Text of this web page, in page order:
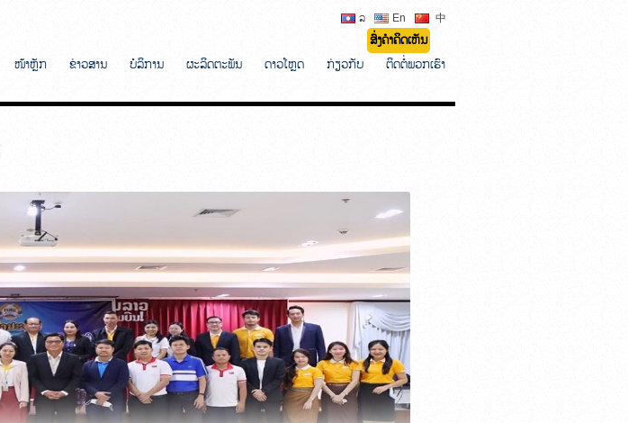
ລ En 中
ສົ່ງຄຳຄິດເຫັນ
ໜ້າຫຼັກ ຂ່າວສານ ບໍລິການ ຜະລິດຕະພັນ ດາວໂຫຼດ ກ່ຽວກັບ ຕິດຕໍ່ພວກເຮົາ